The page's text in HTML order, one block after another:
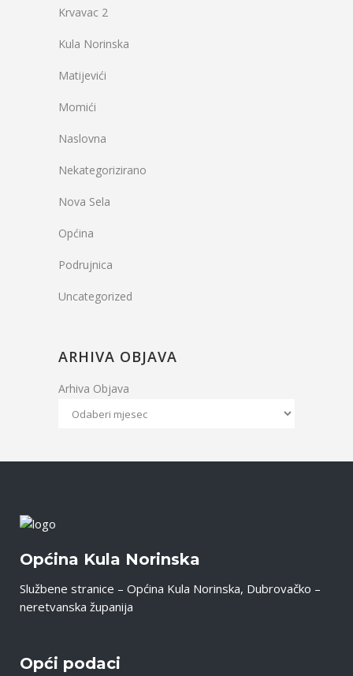
Krvavac 2
Kula Norinska
Matijevići
Momići
Naslovna
Nekategorizirano
Nova Sela
Općina
Podrujnica
Uncategorized
ARHIVA OBJAVA
Arhiva Objava
Općina Kula Norinska
Službene stranice – Općina Kula Norinska, Dubrovačko –
neretvanska županija
Opći podaci